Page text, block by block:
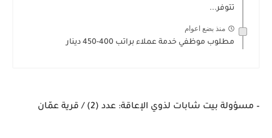
تتوفر...
منذ بضع اعوام
مطلوب موظفي خدمة عملاء براتب 400-450 دينار
– مسؤولة بيت شابات لذوي الإعاقة: عدد (2) / قرية عمّان